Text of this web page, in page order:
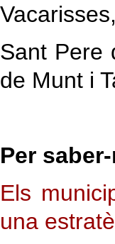
Sant Pere
de Munt i
Per
Els
una